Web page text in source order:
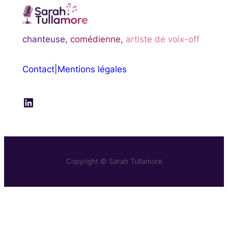
chanteuse, comédienne, artiste de voix-off
Contact| Mentions légales
LinkedIn
Copyright © Sarah Tullamore